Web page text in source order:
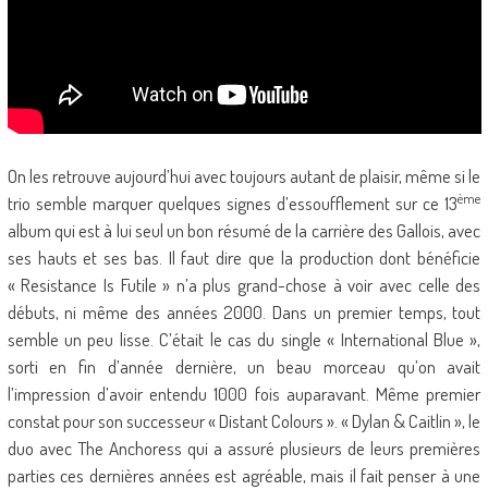
On les retrouve aujourd’hui avec toujours autant de plaisir, même si le
trio semble marquer quelques signes d’essoufflement sur ce 13ème
album qui est à lui seul un bon résumé de la carrière des Gallois, avec
ses hauts et ses bas. Il faut dire que la production dont bénéficie
« Resistance Is Futile » n’a plus grand-chose à voir avec celle des
débuts, ni même des années 2000. Dans un premier temps, tout
semble un peu lisse. C’était le cas du single « International Blue »,
sorti en fin d’année dernière, un beau morceau qu’on avait
l’impression d’avoir entendu 1000 fois auparavant. Même premier
constat pour son successeur « Distant Colours ». « Dylan & Caitlin », le
duo avec The Anchoress qui a assuré plusieurs de leurs premières
parties ces dernières années est agréable, mais il fait penser à une